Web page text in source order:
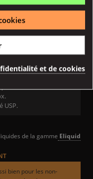
végétale, de
USP.
de la gamme Eliquid
bien pour les non-
et de cookies